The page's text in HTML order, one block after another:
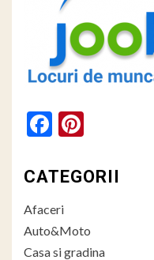
Facebook
CATEGORII
Afaceri
Auto&Moto
Casa si gradina